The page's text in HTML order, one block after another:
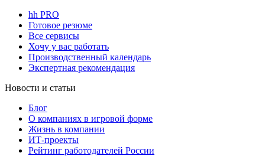
hh PRO
Готовое резюме
Все сервисы
Хочу у вас работать
Производственный календарь
Экспертная рекомендация
Новости и статьи
Блог
О компаниях в игровой форме
Жизнь в компании
ИТ-проекты
Рейтинг работодателей России